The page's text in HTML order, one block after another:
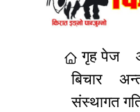
गृह पेज
बिचार
संस्थागत